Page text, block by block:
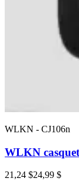
WLKN - CJ106n
WLKN
21,24 $24,99 $